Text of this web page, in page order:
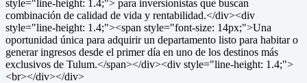
style="line-height: 1.4;"> para inversionistas que buscan
combinación de calidad de vida y rentabilidad.</div><div
style="line-height: 1.4;"><span style="font-size: 14px;">Una
oportunidad única para adquirir un departamento listo para habitar o
generar ingresos desde el primer día en uno de los destinos más
exclusivos de Tulum.</span></div><div style="line-height: 1.4;">
<br></div></div>